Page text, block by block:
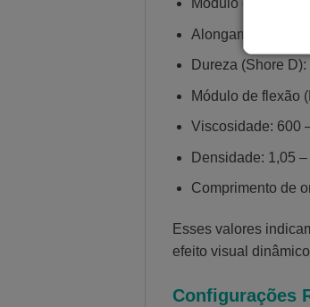
Módulo de tração
Alongamento na
Dureza (Shore D):
Módulo de flexão
Viscosidade: 600
Densidade: 1,05 –
Comprimento de
Esses valores
efeito visual
Configurações